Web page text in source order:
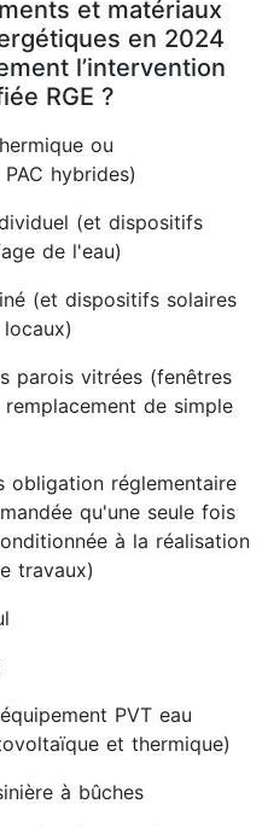
et matériaux
en 2024
l’intervention
RGE ?
ou
hybrides)
(et dispositifs
de l'eau)
(et dispositifs solaires
parois vitrées (fenêtres
de simple
obligation réglementaire
qu'une seule fois
à la réalisation
travaux)
PVT eau
et thermique)
à bûches